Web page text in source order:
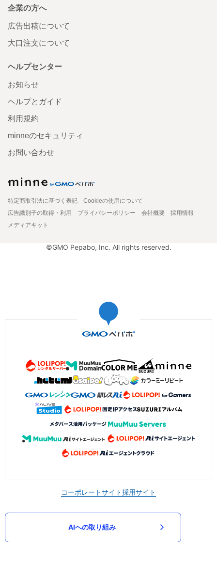
企業の方へ
広告出稿について
大口注文について
ヘルプセンター
お知らせ
ヘルプとガイド
利用規約
minneのセキュリティ
お問い合わせ
特定商取引法に基づく表記
Cookieの使用について
広告識別子の取得・利用
プライバシーポリシー 会社概要
採用情報
メディアキット
©GMO Pepabo, Inc. All rights reserved.
コーポレートサイト採用サイト
AIへの取り組み